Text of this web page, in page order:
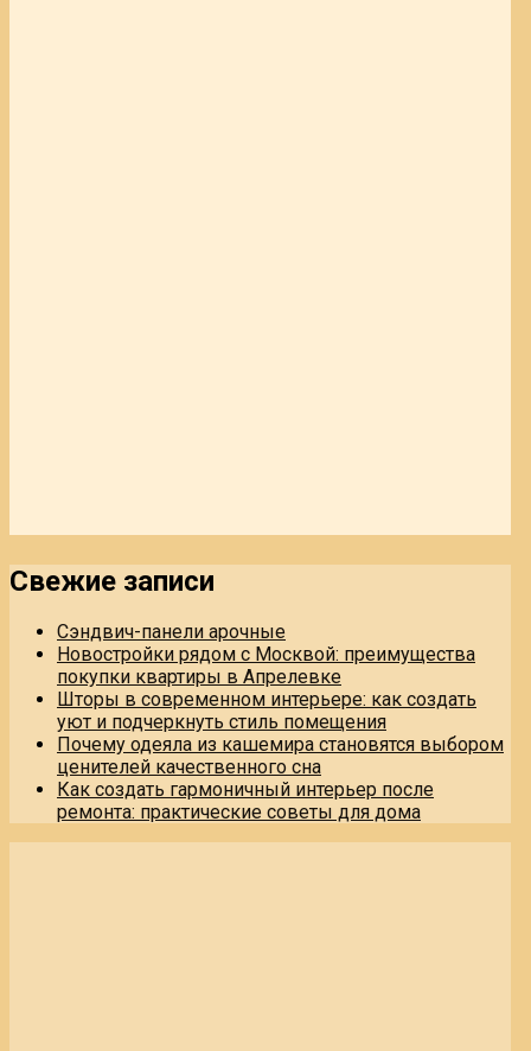
Свежие записи
Сэндвич-панели арочные
Новостройки рядом с Москвой: преимущества
покупки квартиры в Апрелевке
Шторы в современном интерьере: как создать
уют и подчеркнуть стиль помещения
Почему одеяла из кашемира становятся выбором
ценителей качественного сна
Как создать гармоничный интерьер после
ремонта: практические советы для дома